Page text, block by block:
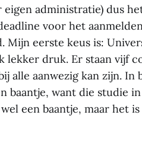
administratie) dus
voor het
Mijn eerste keus is:
druk. Er staan vijf
alle aanwezig kan zijn. In
baantje, want die studie
een baantje, maar het